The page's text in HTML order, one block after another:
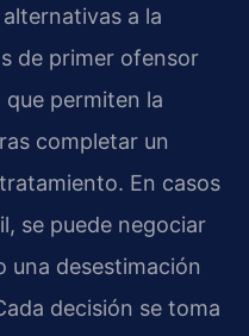
a la
de primer ofensor
que permiten la
completar un
En casos
se puede negociar
una desestimación
decisión se toma